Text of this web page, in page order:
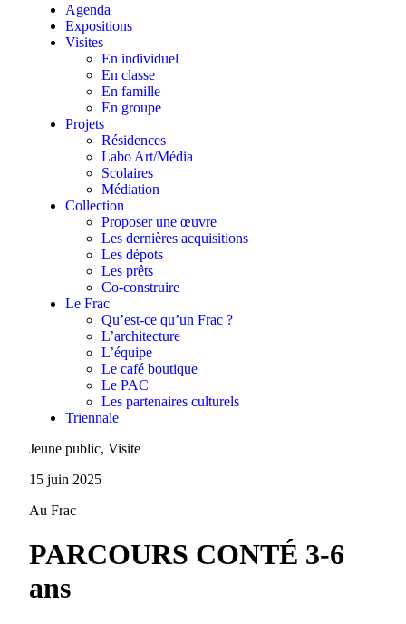
Agenda
Expositions
Visites
En individuel
En classe
En famille
En groupe
Projets
Résidences
Labo Art/Média
Scolaires
Médiation
Collection
Proposer une œuvre
Les dernières acquisitions
Les dépots
Les prêts
Co-construire
Le Frac
Qu’est-ce qu’un Frac ?
L’architecture
L’équipe
Le café boutique
Le PAC
Les partenaires culturels
Triennale
Jeune public, Visite
15 juin 2025
Au Frac
PARCOURS CONTÉ 3-6
ans